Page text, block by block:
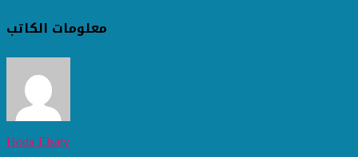
معلومات الكاتب
Hoda Elsaty